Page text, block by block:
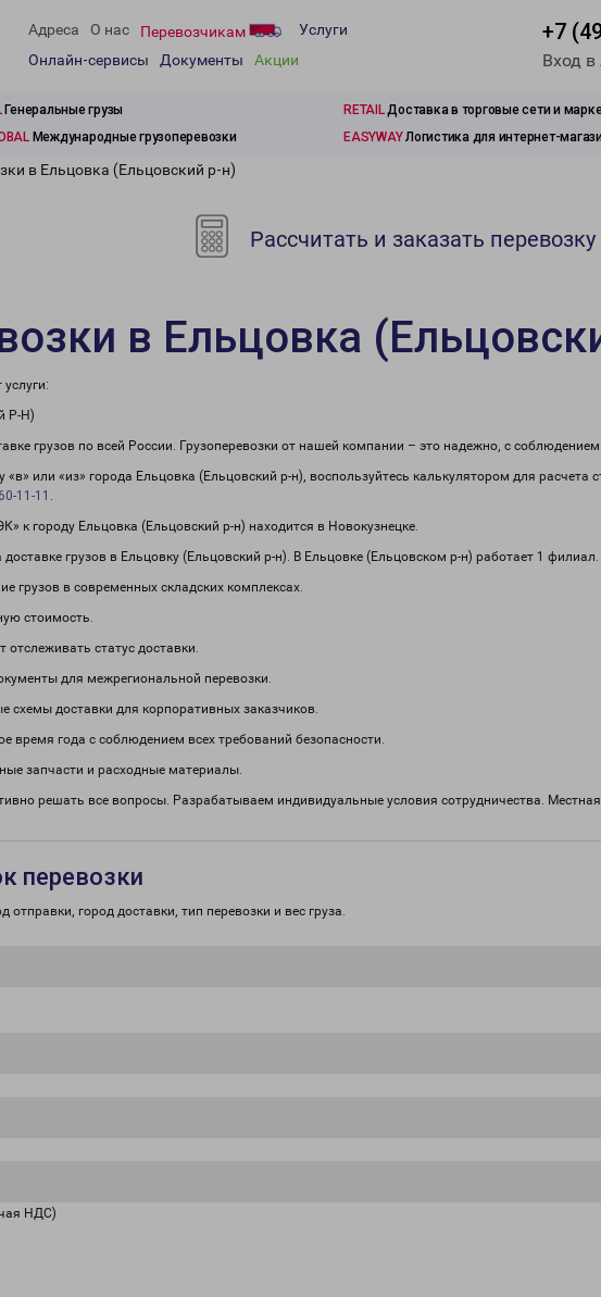
Адреса О нас Перевозчикам
Услуги
Онлайн-сервисы
Документы Акции
+7
Вход
Генеральные грузы RETAILДоставка в торговые сети и
Международные грузоперевозки EASYWAYЛогистика для интернет-
в Ельцовка (Ельцовский р-н)
Рассчитать и заказать перевозку
в Ельцовка
Р-Н)
грузов по всей России. Грузоперевозки от нашей компании – это надежно, с
«в» или «из» города Ельцовка (Ельцовский р-н), воспользуйтесь калькулятором для
11-11 .
к городу Ельцовка (Ельцовский р-н) находится в Новокузнецке.
грузов в Ельцовку (Ельцовский р-н). В Ельцовке (Ельцовском р-н) работает 1
грузов в современных складских комплексах.
стоимость.
статус доставки.
для межрегиональной перевозки.
схемы доставки для корпоративных заказчиков.
время года с соблюдением всех требований безопасности.
запчасти и расходные материалы.
решать все вопросы. Разрабатываем индивидуальные условия сотрудничества.
перевозки
отправки, город доставки, тип перевозки и вес груза.
НДС)